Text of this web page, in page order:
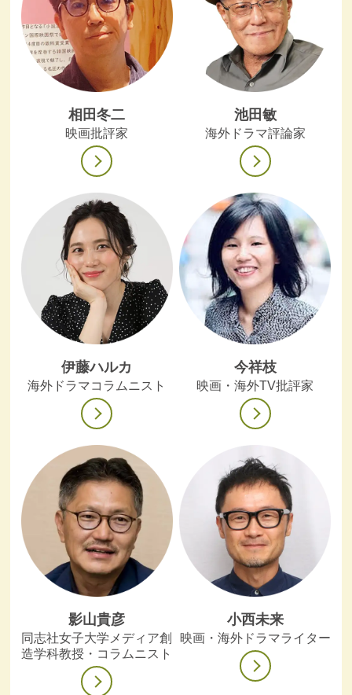
相田冬二
映画批評家
池田敏
海外ドラマ評論家
伊藤ハルカ
海外ドラマコラムニスト
今祥枝
映画・海外TV批評家
影山貴彦
同志社女子大学メディア創
造学科教授・コラムニスト
小西未来
映画・海外ドラマライター